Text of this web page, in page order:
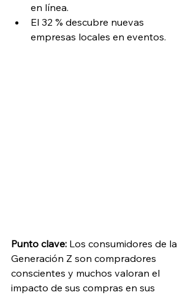
en línea.
El 32 % descubre nuevas
empresas locales en eventos.
Punto clave: Los consumidores de la
Generación Z son compradores
conscientes y muchos valoran el
impacto de sus compras en sus